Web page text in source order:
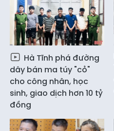
Hà Tĩnh phá đường
dây bán ma túy "cỏ"
cho công nhân, học
sinh, giao dịch hơn 10 tỷ
đồng